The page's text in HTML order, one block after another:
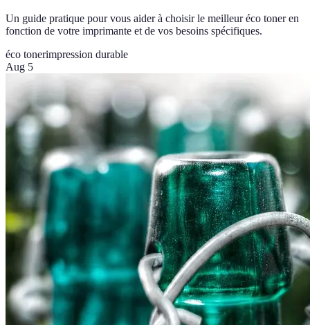
Un guide pratique pour vous aider à choisir le meilleur éco toner en
fonction de votre imprimante et de vos besoins spécifiques.
éco tonerimpression durable
Aug 5